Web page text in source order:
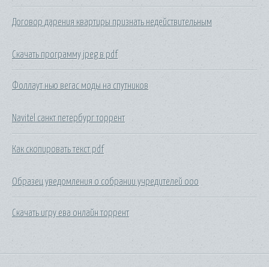
Договор дарения квартиры признать недействительным
Скачать программу jpeg в pdf
Фоллаут нью вегас моды на спутников
Navitel санкт петербург торрент
Как скопировать текст pdf
Образец уведомления о собрании учредителей ооо
Скачать игру ева онлайн торрент